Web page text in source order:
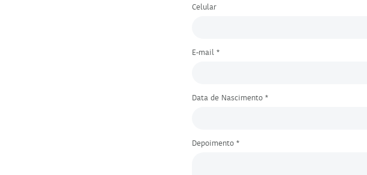
Celular
E-mail *
Data de Nascimento *
Depoimento *